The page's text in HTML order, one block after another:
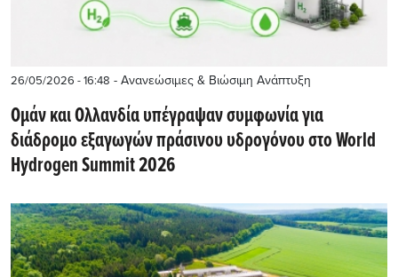
26/05/2026 - 16:48 - Ανανεώσιμες & Βιώσιμη Ανάπτυξη
Ομάν και Ολλανδία υπέγραψαν συμφωνία για
διάδρομο εξαγωγών πράσινου υδρογόνου στο World
Hydrogen Summit 2026